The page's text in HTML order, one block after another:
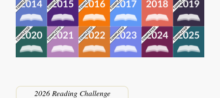
2026 Reading Challenge